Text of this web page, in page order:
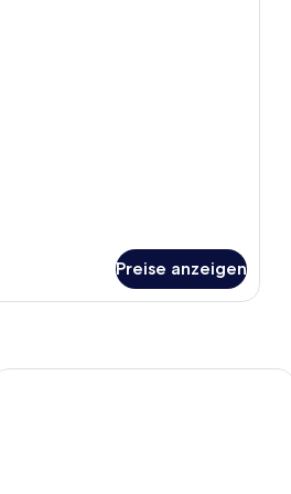
Preise anzeigen
inn Olomouc